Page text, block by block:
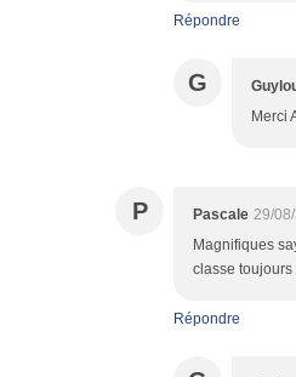
Répondre
G
Merci
P Pascale 29/
Magnifiques
classe toujours
Répondre